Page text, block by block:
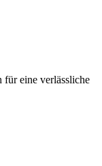
für eine verlässliche